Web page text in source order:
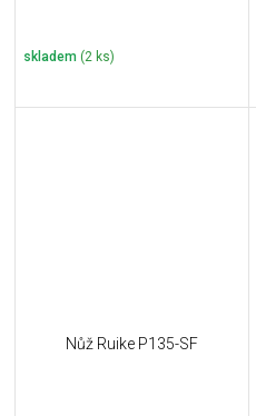
skladem (2 ks)
Nůž Ruike P135-SF